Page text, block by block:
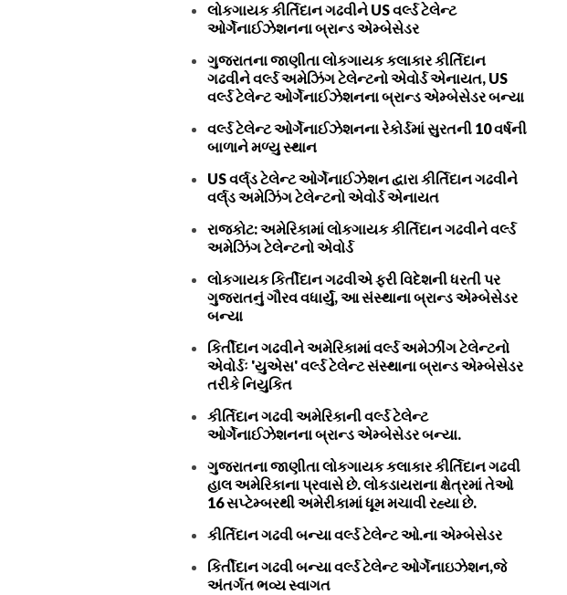
લોકગાયક કીર્તિદાન ગઢવીને US વર્લ્ડ ટેલેન્ટ
ઓર્ગેનાઈઝેશનના બ્રાન્ડ એમ્બેસેડર
ગુજરાતના જાણીતા લોકગાયક કલાકાર કીર્તિદાન
ગઢવીને વર્લ્ડ અમેઝિંગ ટેલેન્ટનો એવોર્ડ એનાયત, US
વર્લ્ડ ટેલેન્ટ ઓર્ગેનાઈઝેશનના બ્રાન્ડ એમ્બેસેડર બન્યા
વર્લ્ડ ટેલેન્ટ ઓર્ગેનાઈઝેશનના રેકોર્ડમાં સુરતની 10 વર્ષની
બાળાને મળ્યુ સ્થાન
US વર્લ્‌ડ ટેલેન્ટ ઓર્ગેનાઈઝેશન દ્વારા કીર્તિદાન ગઢવીને
વર્લ્‌ડ અમેઝિંગ ટેલેન્ટનો એવોર્ડ એનાયત
રાજકોટ: અમેરિકામાં લોકગાયક કીર્તિદાન ગઢવીને વર્લ્ડ
અમેઝિંગ ટેલેન્ટનો એવોર્ડ
લોકગાયક કિર્તીદાન ગઢવીએ ફરી વિદેશની ધરતી પર
ગુજરાતનું ગૌરવ વધાર્યું, આ સંસ્થાના બ્રાન્ડ એમ્બેસેડર
બન્યા
કિર્તીદાન ગઢવીને અમેરિકામાં વર્લ્ડ અમેઝીંગ ટેલેન્ટનો
એવોર્ડઃ 'યુએસ' વર્લ્ડ ટેલેન્ટ સંસ્થાના બ્રાન્ડ એમ્બેસેડર
તરીકે નિયુકિત
કીર્તિદાન ગઢવી અમેરિકાની વર્લ્ડ ટેલેન્ટ
ઓર્ગેનાઈઝેશનના બ્રાન્ડ એમ્બેસેડર બન્યા.
ગુજરાતના જાણીતા લોકગાયક કલાકાર કીર્તિદાન ગઢવી
હાલ અમેરિકાના પ્રવાસે છે. લોકડાયરાના ક્ષેત્રમાં તેઓ
16 સપ્ટેમ્બરથી અમેરીકામાં ધૂમ મચાવી રહ્યા છે.
કીર્તિદાન ગઢવી બન્યા વર્લ્ડ ટેલેન્ટ ઓ.ના એમ્બેસેડર
કિર્તીદાન ગઢવી બન્યા વર્લ્ડ ટેલેન્ટ ઓર્ગેનાઇઝેશન,જે
અંતર્ગત ભવ્ય સ્વાગત